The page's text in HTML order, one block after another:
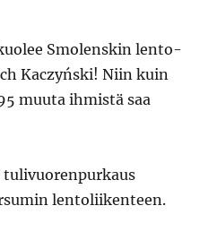
Smolenskin lento-
Kaczyński! Niin kuin
muuta ihmistä saa
tulivuorenpurkaus
lentoliikenteen.